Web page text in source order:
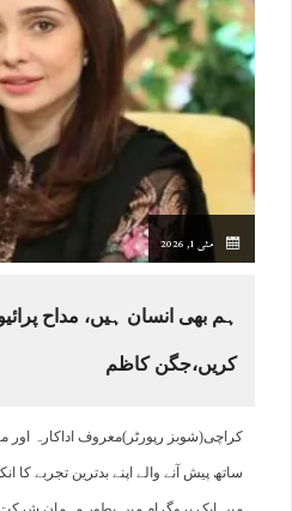
مئی 1, 2026
ہم بھی انسان ہیں، مداح
کریں،جگن کاظم
کراچی(شوبز رپورٹر)معروف اداکارہ اور
ساتھ پیش آنے والے اپنے بدترین تجربے کا